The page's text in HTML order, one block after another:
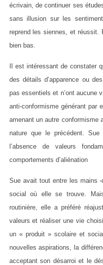
écrivain, de continuer ses
sans illusion sur les
reprend les siennes, et réussit.
bien bas.
Il est intéressant de constater
des détails d’apparence ou
pas essentiels et n’ont aucune
anti-conformisme générant par
amenant un autre conformisme
nature que le précédent.
l’absence de valeurs
comportements d’aliénation
Sue avait tout entre les mains
social où elle se trouve.
routinière, elle a préféré
valeurs et réaliser une vie
un « produit » scolaire et
nouvelles aspirations, la
acceptant son désarroi et le